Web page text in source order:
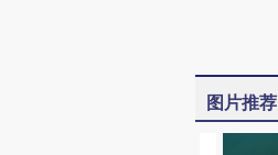
图片推荐